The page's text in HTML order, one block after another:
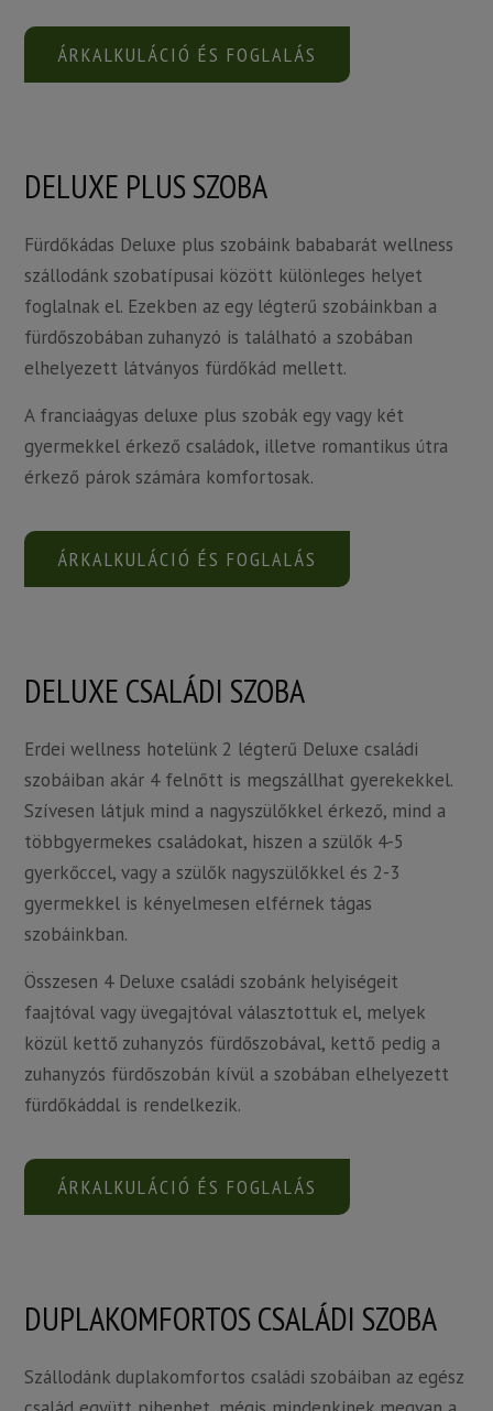
ÁRKALKULÁCIÓ ÉS FOGLALÁS
DELUXE PLUS SZOBA
Fürdőkádas Deluxe plus szobáink bababarát wellness
szállodánk szobatípusai között különleges helyet
foglalnak el. Ezekben az egy légterű szobáinkban a
fürdőszobában zuhanyzó is található a szobában
elhelyezett látványos fürdőkád mellett.
A franciaágyas deluxe plus szobák egy vagy két
gyermekkel érkező családok, illetve romantikus útra
érkező párok számára komfortosak.
ÁRKALKULÁCIÓ ÉS FOGLALÁS
DELUXE CSALÁDI SZOBA
Erdei wellness hotelünk 2 légterű Deluxe családi
szobáiban akár 4 felnőtt is megszállhat gyerekekkel.
Szívesen látjuk mind a nagyszülőkkel érkező, mind a
többgyermekes családokat, hiszen a szülők 4-5
gyerkőccel, vagy a szülők nagyszülőkkel és 2-3
gyermekkel is kényelmesen elférnek tágas
szobáinkban.
Összesen 4 Deluxe családi szobánk helyiségeit
faajtóval vagy üvegajtóval választottuk el, melyek
közül kettő zuhanyzós fürdőszobával, kettő pedig a
zuhanyzós fürdőszobán kívül a szobában elhelyezett
fürdőkáddal is rendelkezik.
ÁRKALKULÁCIÓ ÉS FOGLALÁS
DUPLAKOMFORTOS CSALÁDI SZOBA
Szállodánk duplakomfortos családi szobáiban az egész